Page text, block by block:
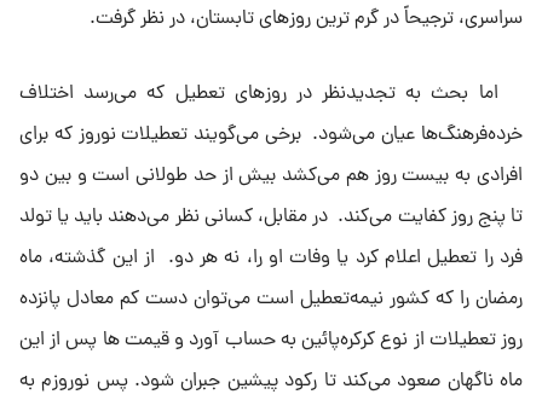
سراسرى، ترجیحاً در گرم ترین روزهاى تابستان، در نظر گرفت.
اما بحث به تجدیدنظر در روزهاى تعطیل که مى‌رسد اختلاف
خرده‌فرهنگ‌ها عیان مى‌شود. برخى مى‌گویند تعطیلات نوروز که براى
افرادى به بیست روز هم مى‌کشد بیش از حد طولانى است و بین دو
تا پنج روز کفایت مى‌کند. در مقابل، کسانى نظر مى‌دهند باید یا تولد
فرد را تعطیل اعلام کرد یا وفات او را، نه هر دو. از این گذشته، ماه
رمضان را که کشور نیمه‌تعطیل است مى‌توان دست کم معادل پانزده
روز تعطیلات از نوع کرکره‌پائین به حساب آورد و قیمت ها پس از این
ماه ناگهان صعود مى‌کند تا رکود پیشین جبران شود. پس نوروزم به